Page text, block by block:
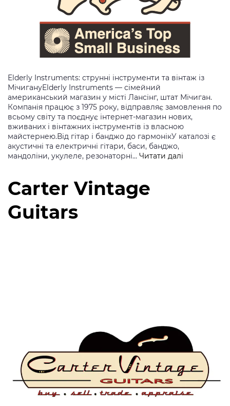
Elderly Instruments: струнні інструменти та вінтаж із
МічигануElderly Instruments — сімейний
американський магазин у місті Лансінг, штат Мічиган.
Компанія працює з 1975 року, відправляє замовлення по
всьому світу та поєднує інтернет-магазин нових,
вживаних і вінтажних інструментів із власною
майстернею.Від гітар і банджо до гармонікУ каталозі є
акустичні та електричні гітари, баси, банджо,
мандоліни, укулеле, резонаторні… Читати далі
Carter Vintage
Guitars